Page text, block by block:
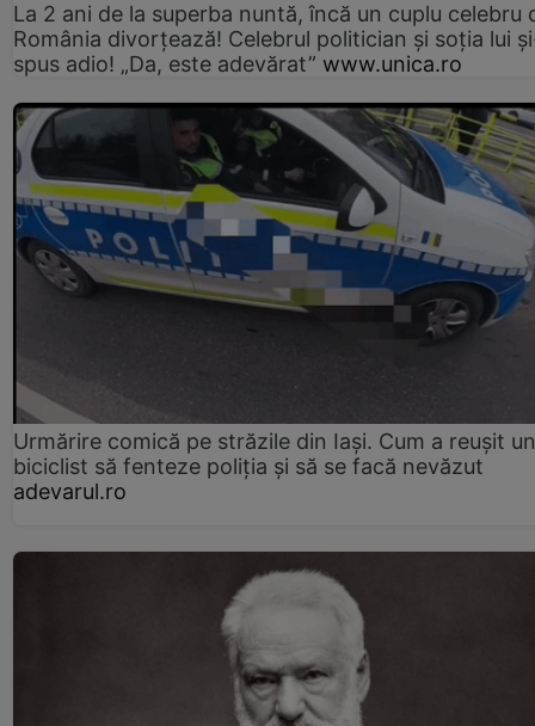
La 2 ani de la superba nuntă, încă un cuplu celebru
România divorțează! Celebrul politician și soția lui
spus adio! „Da, este adevărat” www.unica.ro
Urmărire comică pe străzile din Iași. Cum a reușit un
biciclist să fenteze poliția și să se facă nevăzut
adevarul.ro